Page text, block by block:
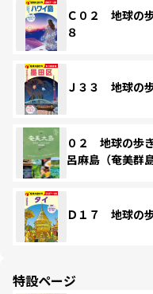
Ｃ０２ 地球の
８
Ｊ３３ 地球の
０２ 地球の
呂麻島（奄美群
Ｄ１７ 地球の
特設ページ